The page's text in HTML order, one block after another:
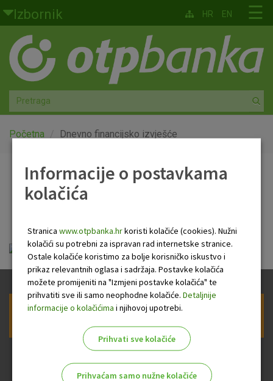
Skoči na glavni sadržaj
Izbornik
Građani
Privatno bankarstvo
Agro
Mala poduzeća i obrtnici
Globalna tržišta
O nama
☰
HR EN
Početna Dnevno financijsko izvješće
Dnevno financijsko
Dnevno financijsko izvješće.pdf
Prijava na newsletter OTP banke
Informacije o postavkama
kolačića
Stranica www.otpbanka.hrkoristi kolačiće (cookies). Nužni
kolačići su potrebni za ispravan rad internetske stranice.
Ostale kolačiće koristimo za bolje korisničko iskustvo i
prikaz relevantnih oglasa i sadržaja. Postavke kolačića
možete promijeniti na "Izmjeni postavke kolačića" te
prihvatiti sve ili samo neophodne kolačiće. Detaljnije
informacije o kolačićima i njihovoj upotrebi.
Prihvati sve kolačiće
Prihvaćam samo nužne kolačiće